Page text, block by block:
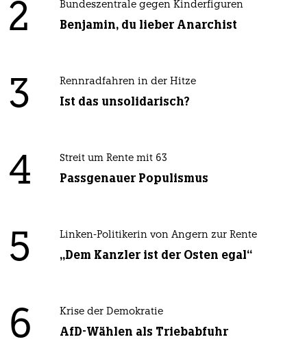
2 Bundeszentrale gegen Kinderfiguren
Benjamin, du lieber Anarchist
3 Rennradfahren in der Hitze
Ist das unsolidarisch?
4 Streit um Rente mit 63
Passgenauer Populismus
5 Linken-Politikerin von Angern zur Rente
„Dem Kanzler ist der Osten egal“
6 Krise der Demokratie
AfD-Wählen als Triebabfuhr